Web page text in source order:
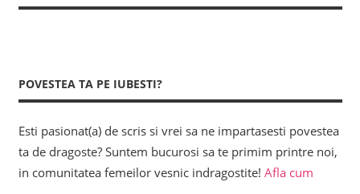
POVESTEA TA PE IUBESTI?
Esti pasionat(a) de scris si vrei sa ne impartasesti povestea
ta de dragoste? Suntem bucurosi sa te primim printre noi,
in comunitatea femeilor vesnic indragostite! Afla cum